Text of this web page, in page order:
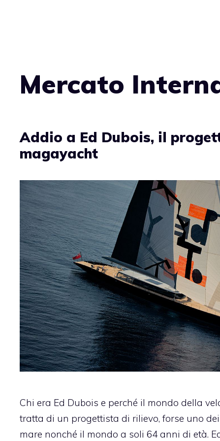
Mercato
Addio a Ed Dubois, il
magayacht
Chi era Ed Dubois e perché il mondo della
tratta di un progettista di rilievo, forse uno
mare nonché il mondo a soli 64 anni di età.